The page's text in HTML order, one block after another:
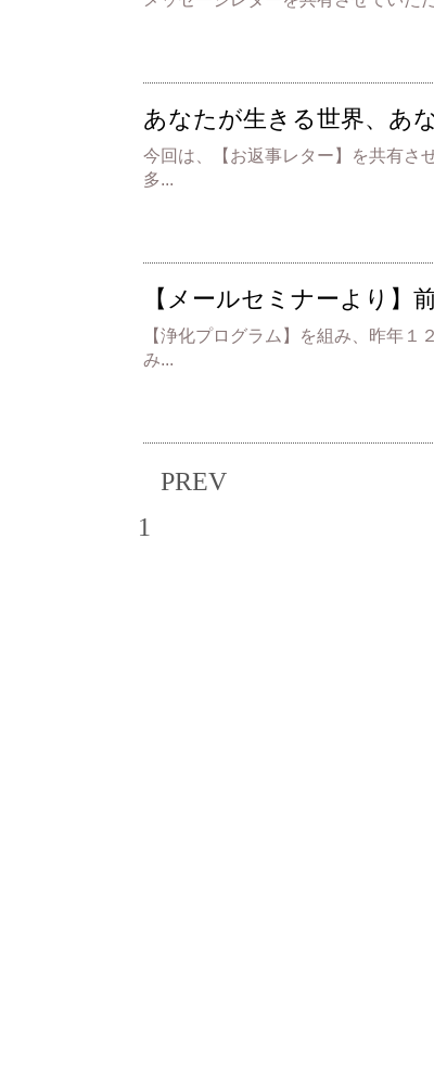
あなたが生きる世界、あ
今回は、【お返事レター】を共有さ
多...
【メールセミナーより】
【浄化プログラム】を組み、昨年
み...
PREV
1